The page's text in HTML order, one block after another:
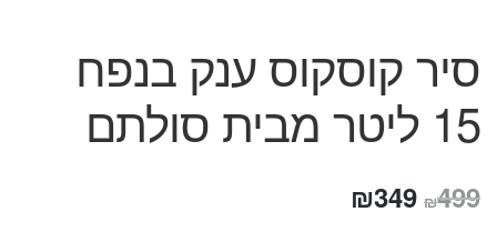
סיר קוסקוס ענק בנפח
15 ליטר מבית סולתם
₪499 המחיר
₪349